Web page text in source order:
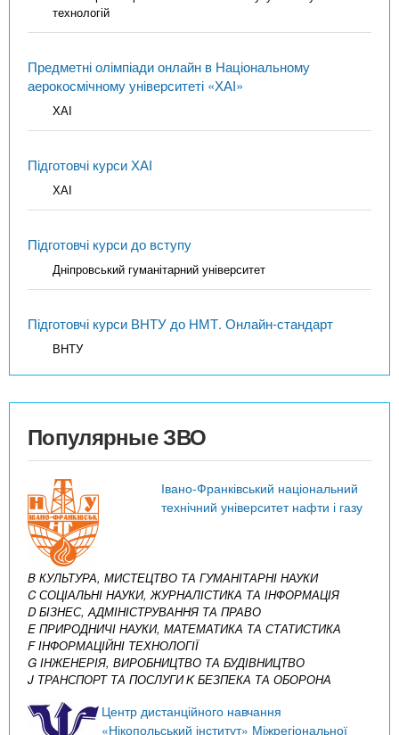
технологій
Предметні олімпіади онлайн в Національному
аерокосмічному університеті «ХАІ»
ХАІ
Підготовчі курси ХАІ
ХАІ
Підготовчі курси до вступу
Дніпровський гуманітарний університет
Підготовчі курси ВНТУ до НМТ. Онлайн-стандарт
ВНТУ
Популярные ЗВО
Івано-Франківський національний
технічний університет нафти і газу
B КУЛЬТУРА, МИСТЕЦТВО ТА ГУМАНІТАРНІ НАУКИ
C СОЦІАЛЬНІ НАУКИ, ЖУРНАЛІСТИКА ТА ІНФОРМАЦІЯ
D БІЗНЕС, АДМІНІСТРУВАННЯ ТА ПРАВО
E ПРИРОДНИЧІ НАУКИ, МАТЕМАТИКА ТА СТАТИСТИКА
F ІНФОРМАЦІЙНІ ТЕХНОЛОГІЇ
G ІНЖЕНЕРІЯ, ВИРОБНИЦТВО ТА БУДІВНИЦТВО
J ТРАНСПОРТ ТА ПОСЛУГИK БЕЗПЕКА ТА ОБОРОНА
Центр дистанційного навчання
«Нікопольський інститут» Міжрегіональної